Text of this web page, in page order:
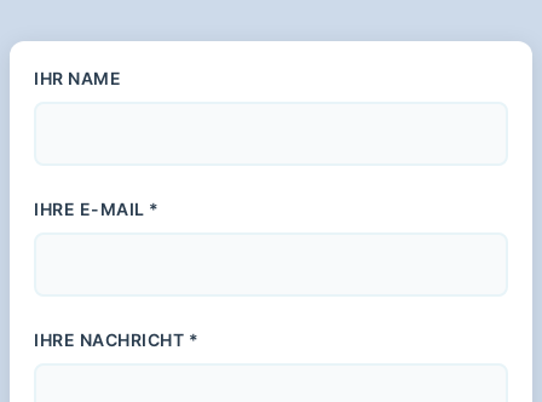
IHR NAME
IHRE E-MAIL *
IHRE NACHRICHT *